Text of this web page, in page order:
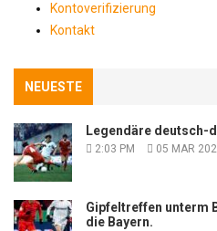
Kontoverifizierung
Kontakt
NEUESTE
Legendäre deutsch-
2:03 PM 05 MAR
Gipfeltreffen unterm
die Bayern.